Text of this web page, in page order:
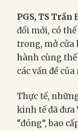
PGS, TS
đổi mới, có
trong, mở cửa
hành cùng
các vấn đề
Thực tế,
kinh tế đã
“đóng”, bao